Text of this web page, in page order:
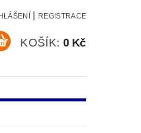
REGISTRACE
KOŠÍK: 0 Kč